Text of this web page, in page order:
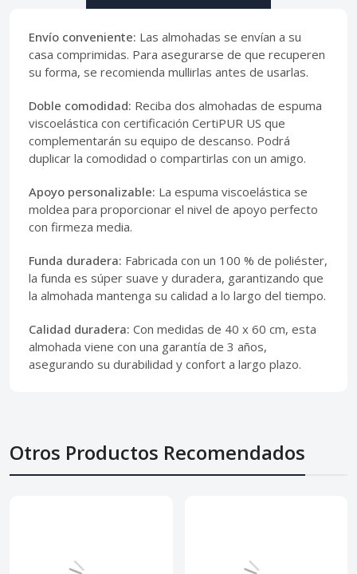
Envío conveniente: Las almohadas se envían a su
casa comprimidas. Para asegurarse de que recuperen
su forma, se recomienda mullirlas antes de usarlas.
Doble comodidad: Reciba dos almohadas de espuma
viscoelástica con certificación CertiPUR US que
complementarán su equipo de descanso. Podrá
duplicar la comodidad o compartirlas con un amigo.
Apoyo personalizable: La espuma viscoelástica se
moldea para proporcionar el nivel de apoyo perfecto
con firmeza media.
Funda duradera: Fabricada con un 100 % de poliéster,
la funda es súper suave y duradera, garantizando que
la almohada mantenga su calidad a lo largo del tiempo.
Calidad duradera: Con medidas de 40 x 60 cm, esta
almohada viene con una garantía de 3 años,
asegurando su durabilidad y confort a largo plazo.
Otros Productos Recomendados